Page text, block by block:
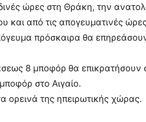
ώρες στη Θράκη, την
και από τις απογευματινές
πρόσκαιρα θα
8 μποφόρ θα επικρατήσουν
στο Αιγαίο.
ορεινά της ηπειρωτικής χώρας.